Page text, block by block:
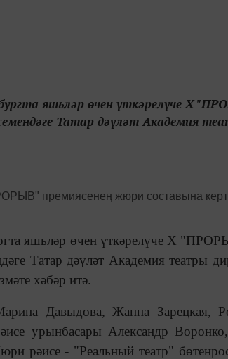
яшьләр өчен үткәрелүче Х
Татар дәүләт Академия
яшьләр өчен үткәрелүче Х
Татар дәүләт Академия театры
хәбәр итә.
Давыдова, Жанна Зарецкая,
урынбасары Александр
рәисе - "Реальный театр"